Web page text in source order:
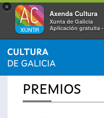
×
Axenda Cultura
Xunta de Galicia
Aplicación gratuíta
Vostede
está
INICIO
PREMIOS